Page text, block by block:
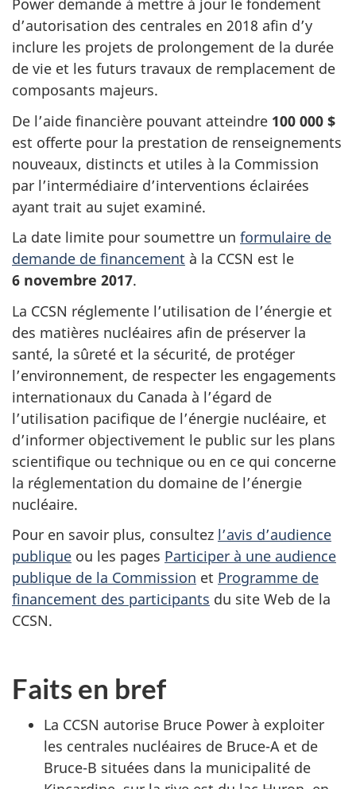
Power demande à mettre à jour le fondement
d’autorisation des centrales en 2018 afin d’y
inclure les projets de prolongement de la durée
de vie et les futurs travaux de remplacement de
composants majeurs.
De l’aide financière pouvant atteindre 100 000 $
est offerte pour la prestation de renseignements
nouveaux, distincts et utiles à la Commission
par l’intermédiaire d’interventions éclairées
ayant trait au sujet examiné.
La date limite pour soumettre un formulaire de
demande de financement à la CCSN est le
6 novembre 2017.
La CCSN réglemente l’utilisation de l’énergie et
des matières nucléaires afin de préserver la
santé, la sûreté et la sécurité, de protéger
l’environnement, de respecter les engagements
internationaux du Canada à l’égard de
l’utilisation pacifique de l’énergie nucléaire, et
d’informer objectivement le public sur les plans
scientifique ou technique ou en ce qui concerne
la réglementation du domaine de l’énergie
nucléaire.
Pour en savoir plus, consultez l’avis d’audience
publique ou les pages Participer à une audience
publique de la Commission et Programme de
financement des participants du site Web de la
CCSN.
Faits en bref
La CCSN autorise Bruce Power à exploiter
les centrales nucléaires de Bruce-A et de
Bruce-B situées dans la municipalité de